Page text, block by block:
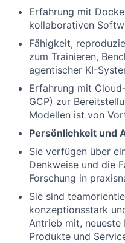
Erfahrung mit
kollaborativen
Fähigkeit,
zum Trainieren,
agentischer KI-
Erfahrung mit
GCP) zur
Modellen ist von
Persönlichkeit und
Sie verfügen über
Denkweise und die
Forschung in
Sie sind
konzeptionsstark
Antrieb mit, neueste
Produkte und